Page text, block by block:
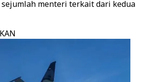
menteri terkait dari kedua